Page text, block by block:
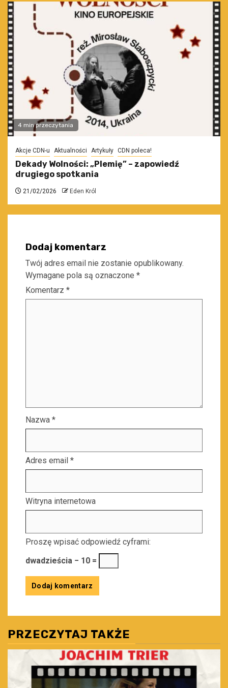
4 min przeczytania
Akcje CDN-u Aktualności Artykuły CDN poleca!
Dekady Wolności: „Plemię” – zapowiedź
drugiego spotkania
21/02/2026 Eden Król
Dodaj komentarz
Twój adres email nie zostanie opublikowany.
Wymagane pola są oznaczone *
Komentarz *
Nazwa *
Adres email *
Witryna internetowa
Proszę wpisać odpowiedź cyframi:
dwadzieścia − 10 =
PRZECZYTAJ TAKŻE